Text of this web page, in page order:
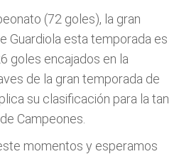
(72 goles), la gran
Guardiola esta temporada es
goles encajados en la
de la gran temporada de
su clasificación para la tan
Campeones.
momentos y esperamos